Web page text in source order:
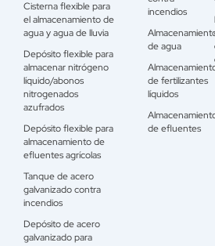
Cisterna flexible para
el almacenamiento de
agua y agua de lluvia
Depósito flexible para
almacenar nitrógeno
líquido/abonos
nitrogenados
azufrados
Depósito flexible para
almacenamiento de
efluentes agrícolas
Tanque de acero
galvanizado contra
incendios
Depósito de acero
galvanizado para
incendios
de agua
de fertilizantes
líquidos
de efluentes